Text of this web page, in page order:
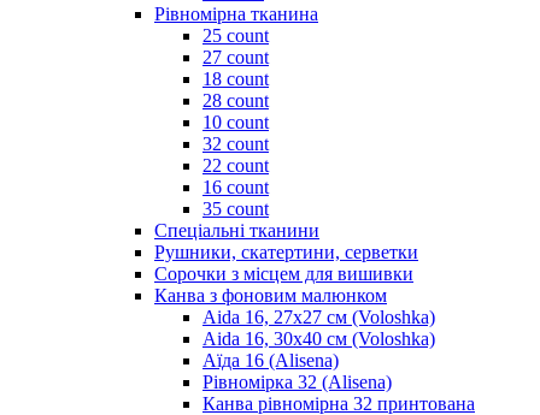
Рівномірна тканина
25 count
27 count
18 count
28 count
10 count
32 count
22 count
16 count
35 count
Спеціальні тканини
Рушники, скатертини, серветки
Сорочки з місцем для вишивки
Канва з фоновим малюнком
Aida 16, 27х27 см (Voloshka)
Aida 16, 30х40 см (Voloshka)
Аїда 16 (Alisena)
Рівномірка 32 (Alisena)
Канва рівномірна 32 принтована